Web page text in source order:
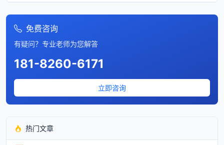
免费咨询
有疑问？专业老师为您解答
181-8260-6171
立即咨询
热门文章